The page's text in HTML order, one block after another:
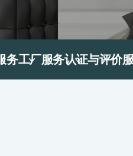
务工厂服务认证与评价